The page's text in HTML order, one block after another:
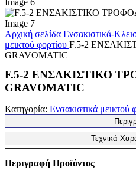
Αρχική σελίδα Ενσακιστικά-
μεικτού φορτίου F.5-2
GRAVOMATIC
F.5-2 ΕΝΣΑΚΙΣΤΙΚΟ
GRAVOMATIC
Κατηγορία: Ενσακιστικά μεικτού
Τεχνικά
Περιγραφή Προϊόντος